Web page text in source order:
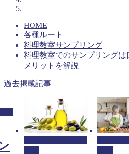
HOME
各種ルート
料理教室サンプリング
料理教室でのサンプリング
メリットを解説
過去掲載記事